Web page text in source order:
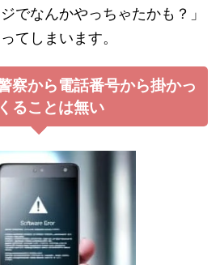
でなんかやっちゃたかも？」
てしまいます。
察から電話番号から掛かっ
ることは無い